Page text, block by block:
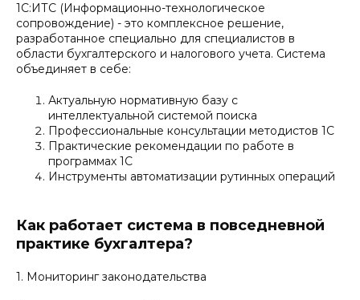
1С:ИТС (Информационно-технологическое
сопровождение) - это комплексное решение,
разработанное специально для специалистов в
области бухгалтерского и налогового учета. Система
объединяет в себе:
Актуальную нормативную базу с
интеллектуальной системой поиска
Профессиональные консультации методистов 1С
Практические рекомендации по работе в
программах 1С
Инструменты автоматизации рутинных операций
Как работает система в повседневной
практике бухгалтера?
1. Мониторинг законодательства